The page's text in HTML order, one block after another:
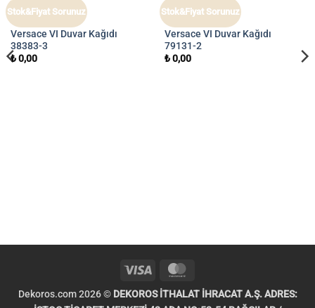
Stok&Fiyat Sorunuz
VERSACE VI
Versace VI Duvar Kağıdı
38383-3
₺0,00
Stok&Fiyat Sorunuz
VERSACE VI
Versace VI Duvar Kağıdı
79131-2
₺0,00
Visa
Dekoros.com 2026 © DEKOROS İTHALAT İHRACAT A.Ş. ADRES: